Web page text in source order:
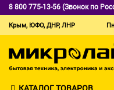
8 800 775-13-56 (Звонок по
Крым, ЮФО, ДНР, ЛНР
КАТАЛОГ ТОВАРОВ